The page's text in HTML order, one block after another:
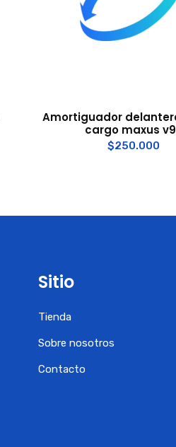
Amortiguador
cargo maxus
$250.000
Sitio
Tienda
Sobre nosotros
Contacto